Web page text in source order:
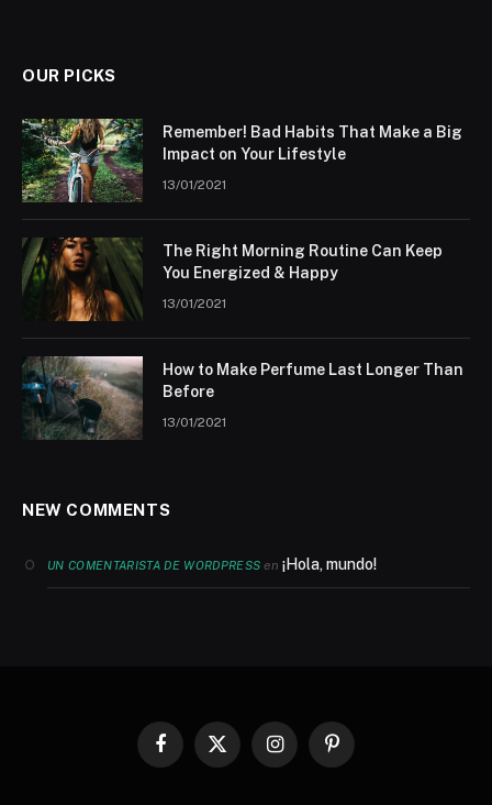
OUR PICKS
Remember! Bad Habits That Make a Big
Impact on Your Lifestyle
13/01/2021
The Right Morning Routine Can Keep
You Energized & Happy
13/01/2021
How to Make Perfume Last Longer Than
Before
13/01/2021
NEW COMMENTS
UN COMENTARISTA DE WORDPRESS en¡Hola, mundo!
Facebook
X
InstagramPinterest